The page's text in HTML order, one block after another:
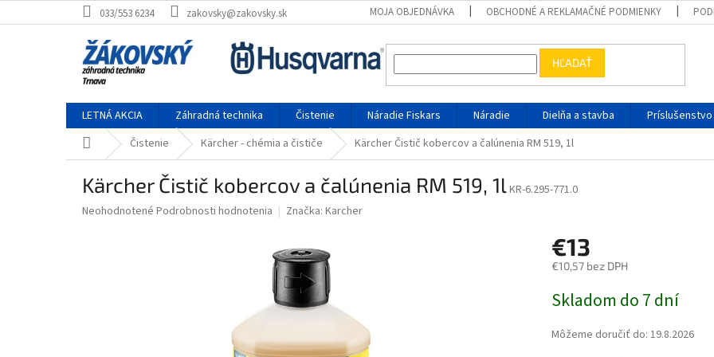
033/553 6234 zakovsky@zakovsky.sk MOJA OBJEDNÁVKA OBCHODNÉ A REKLAMAČNÉ PODMIENKY
HĽADAŤ
LETNÁ AKCIA Záhradná technika Čistenie Náradie Fiskars Náradie Dielňa a stavba Príslušenstvo
Domov Čistenie Kärcher - chémia a čističe Kärcher Čistič kobercov a čalúnenia RM 519, 1l
Kärcher Čistič kobercov a čalúnenia RM 519, 1lKR-6.295-771.0
Priemerné hodnotenie produktu je 0,0 z 5 hviezdičiek.
Neohodnotené Podrobnosti hodnotenia Značka: Karcher
€13
€10,57 bez DPH
Skladom do 7 dní
Môžeme doručiť do: 19.8.2026